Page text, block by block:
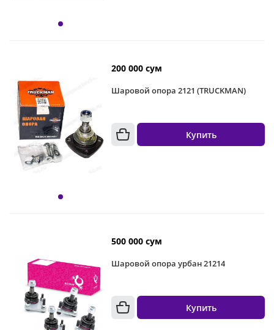
200 000 сум
Шаровой опора 2121 (TRUCKMAN)
Купить
500 000 сум
Шаровой опора урбан 21214
Купить